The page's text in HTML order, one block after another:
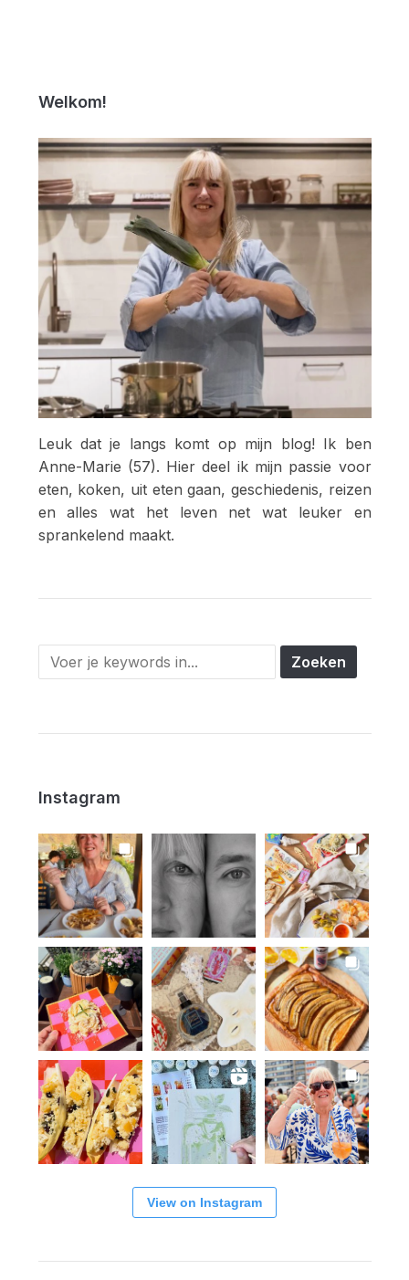
Welkom!
Leuk dat je langs komt op mijn blog! Ik ben
Anne-Marie (57). Hier deel ik mijn passie voor
eten, koken, uit eten gaan, geschiedenis, reizen
en alles wat het leven net wat leuker en
sprankelend maakt.
Instagram
View on Instagram